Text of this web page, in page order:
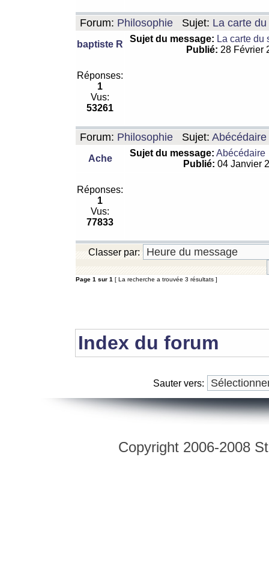
Forum: Philosophie Sujet: La carte
baptiste R
Sujet du message: La carte du
Publié: 28 Février
Réponses:
1
Vus:
53261
Forum: Philosophie Sujet: Abécédaire
Ache
Sujet du message: Abécédaire
Publié: 04 Janvier
Réponses:
1
Vus:
77833
Classer par:
Page 1 sur 1 [ La recherche a trouvée 3 résultats ]
Index du forum
Sauter vers:
Copyright 2006-2008